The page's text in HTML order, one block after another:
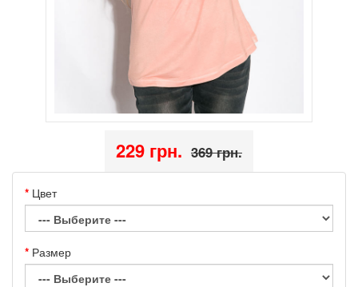
229 грн. 369 грн.
Цвет
Размер